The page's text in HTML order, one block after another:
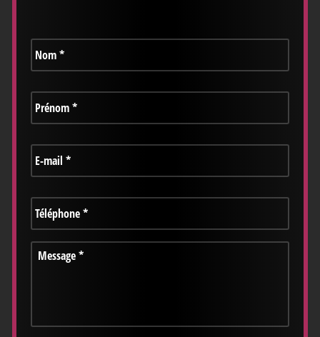
Nom *
Prénom *
E-
mail *
Téléphone *
Message *